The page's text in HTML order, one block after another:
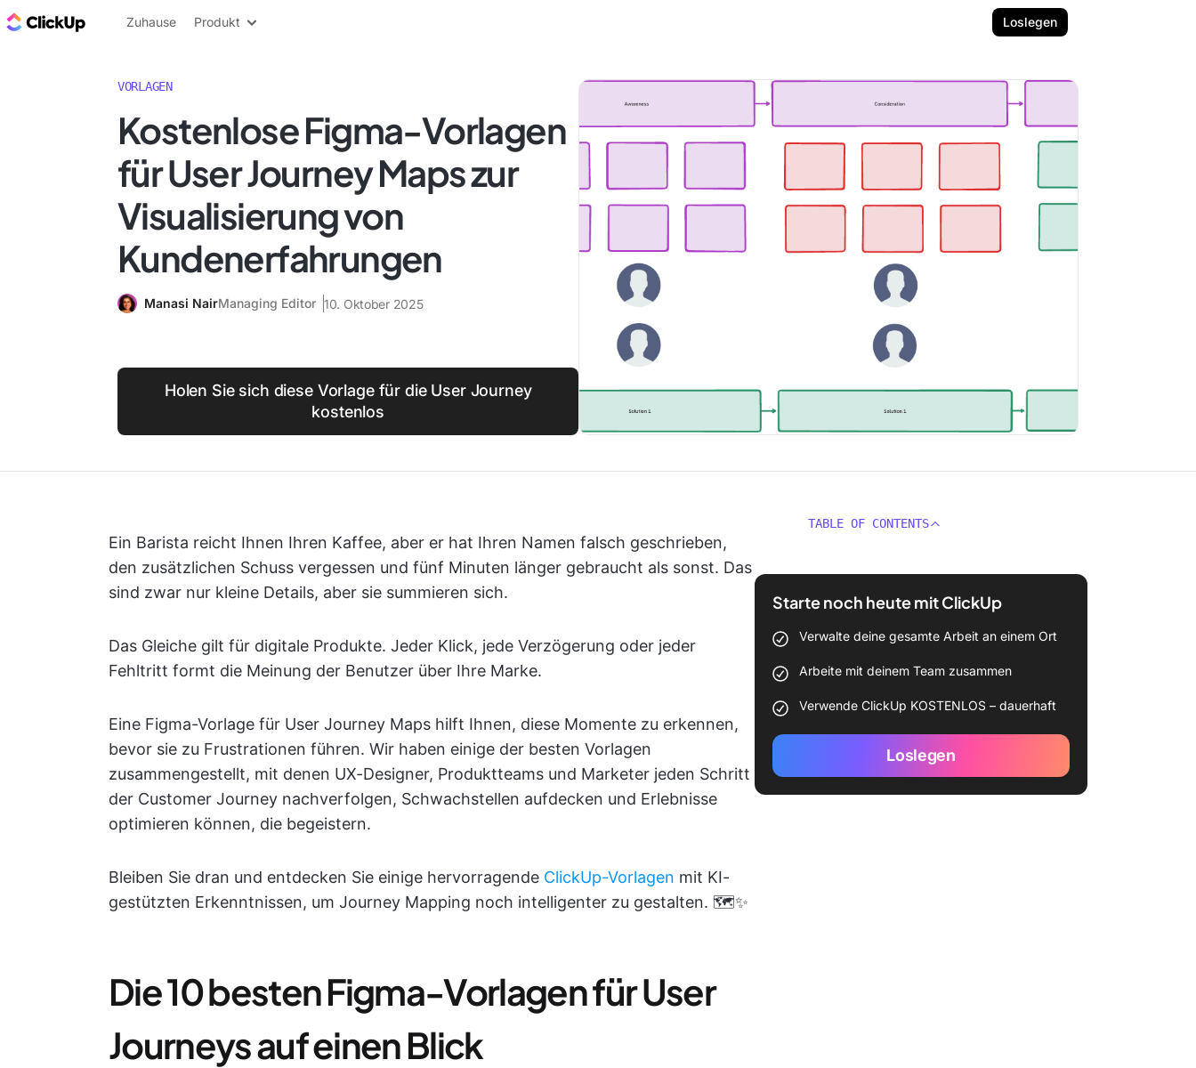
ClickUp Blog
Zuhause Produkt Loslegen
VORLAGEN
Kostenlose Figma-Vorlagen
für User Journey Maps zur
Visualisierung von
Kundenerfahrungen
Manasi NairManaging Editor 10. Oktober 2025
Holen Sie sich diese Vorlage für die User Journey
kostenlos
Ein Barista reicht Ihnen Ihren Kaffee, aber er hat Ihren Namen falsch geschrieben,
den zusätzlichen Schuss vergessen und fünf Minuten länger gebraucht als sonst. Das
sind zwar nur kleine Details, aber sie summieren sich.
Das Gleiche gilt für digitale Produkte. Jeder Klick, jede Verzögerung oder jeder
Fehltritt formt die Meinung der Benutzer über Ihre Marke.
Eine Figma-Vorlage für User Journey Maps hilft Ihnen, diese Momente zu erkennen,
bevor sie zu Frustrationen führen. Wir haben einige der besten Vorlagen
zusammengestellt, mit denen UX-Designer, Produktteams und Marketer jeden Schritt
der Customer Journey nachverfolgen, Schwachstellen aufdecken und Erlebnisse
optimieren können, die begeistern.
Bleiben Sie dran und entdecken Sie einige hervorragende ClickUp-Vorlagen mit KI-
gestützten Erkenntnissen, um Journey Mapping noch intelligenter zu gestalten. 🗺️✨
Die 10 besten Figma-Vorlagen für User
Journeys auf einen Blick
TABLE OF CONTENTS
Starte noch heute mit ClickUp
Verwalte deine gesamte Arbeit an einem Ort
Arbeite mit deinem Team zusammen
Verwende ClickUp KOSTENLOS – dauerhaft
Loslegen